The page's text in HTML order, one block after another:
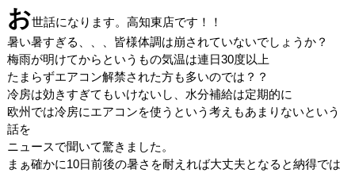
お世話になります。高知東店です！！
暑い暑すぎる、、、皆様体調は崩されていないでしょうか？
梅雨が明けてからというもの気温は連日30度以上
たまらずエアコン解禁された方も多いのでは？？
冷房は効きすぎてもいけないし、水分補給は定期的に
欧州では冷房にエアコンを使うという考えもあまりないという
話を
ニュースで聞いて驚きました。
まぁ確かに10日前後の暑さを耐えれば大丈夫となると納得では